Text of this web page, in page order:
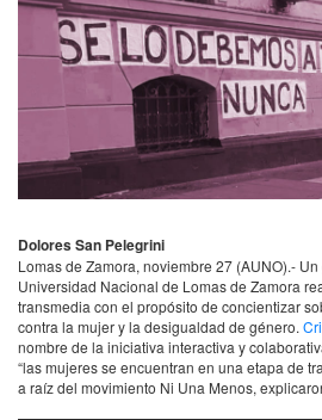
Dolores San Pelegrini
Lomas de Zamora, noviembre 27 (AUNO).-
Universidad Nacional de Lomas de Zamora
transmedia con el propósito de concientizar
contra la mujer y la desigualdad de género.
nombre de la iniciativa interactiva y
“las mujeres se encuentran en una etapa de
a raíz del movimiento Ni Una Menos,